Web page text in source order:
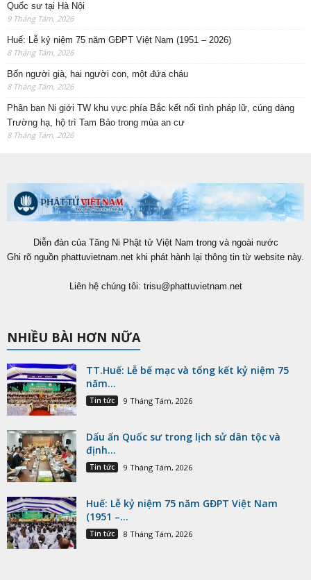
Quốc sư tại Hà Nội
9 Tháng Tám, 2026
Huế: Lễ kỷ niệm 75 năm GĐPT Việt Nam (1951 – 2026)
8 Tháng Tám, 2026
Bốn người già, hai người con, một đứa cháu
8 Tháng Tám, 2026
Phân ban Ni giới TW khu vực phía Bắc kết nối tình pháp lữ, cúng dàng
Trường hạ, hộ trì Tam Bảo trong mùa an cư
8 Tháng Tám, 2026
Diễn đàn của Tăng Ni Phật tử Việt Nam trong và ngoài nước
Ghi rõ nguồn phattuvietnam.net khi phát hành lại thông tin từ website này.
Liên hệ chúng tôi: trisu@phattuvietnam.net
NHIỀU BÀI HƠN NỮA
TT.Huế: Lễ bế mạc và tổng kết kỷ niệm 75
năm...
Tin tức 9 Tháng Tám, 2026
Dấu ấn Quốc sư trong lịch sử dân tộc và
định...
Tin tức 9 Tháng Tám, 2026
Huế: Lễ kỷ niệm 75 năm GĐPT Việt Nam
(1951 –...
Tin tức 8 Tháng Tám, 2026